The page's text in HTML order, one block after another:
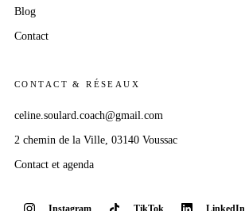
Blog
Contact
CONTACT & RÉSEAUX
celine.soulard.coach@gmail.com
2 chemin de la Ville, 03140 Voussac
Contact et agenda